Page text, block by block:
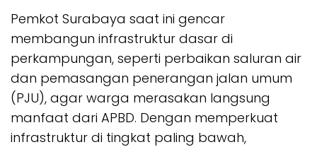
Pemkot Surabaya saat ini gencar
membangun infrastruktur dasar di
perkampungan, seperti perbaikan saluran air
dan pemasangan penerangan jalan umum
(PJU), agar warga merasakan langsung
manfaat dari APBD. Dengan memperkuat
infrastruktur di tingkat paling bawah,